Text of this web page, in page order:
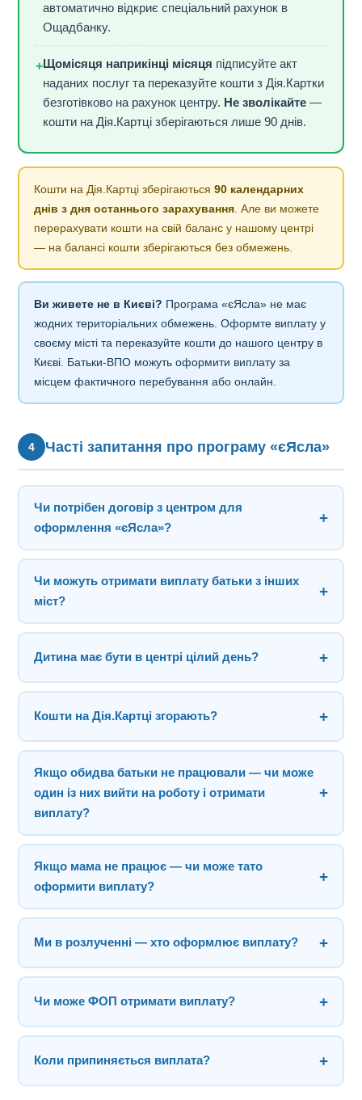
автоматично відкриє спеціальний рахунок в
Ощадбанку.
+Щомісяця наприкінці місяця підписуйте акт
наданих послуг та переказуйте кошти з Дія.Картки
безготівково на рахунок центру. Не зволікайте—
кошти на Дія.Картці зберігаються лише 90 днів.
Кошти на Дія.Картці зберігаються90 календарних
днів з дня останнього зарахування. Але ви можете
перерахувати кошти на свій баланс у нашому центрі
— на балансі кошти зберігаються без обмежень.
Ви живете не в Києві? Програма «єЯсла» не має
жодних територіальних обмежень. Оформте виплату у
своєму місті та переказуйте кошти до нашого центру в
Києві. Батьки-ВПО можуть оформити виплату за
місцем фактичного перебування або онлайн.
4 Часті запитання про програму «єЯсла»
Чи потрібен договір з центром для
оформлення «єЯсла»?
+
документ при подачі заяви до ПФУ. Ми підписуємо
договір з батьками безкоштовно при першому
зверненні.
Чи можуть отримати виплату батьки з інших
міст?
+
обмежень. Після оформлення переказуйте кошти до
нашого центру в Києві.
Дитина має бути в центрі цілий день? +
реабілітаційні заняття, а не цілоденне перебування.
Достатньо 1–2 годин занять.
Кошти на Дія.Картці згорають? +
можете перерахувати кошти на свій баланс у нашому
центрі — там вони зберігаються без обмежень.
Якщо обидва батьки не працювали — чи може
один із них вийти на роботу і отримати
виплату?
+
доглядав за дитиною і тепер виходить на роботу в
режимі повного робочого часу.
Якщо мама не працює — чи може тато
оформити виплату?
+
доглядав за дитиною і вийшов на роботу на повний
день.
Ми в розлученні — хто оформлює виплату? +
вийшов на роботу. Сімейний статус не має значення.
Чи може ФОП отримати виплату? +
допомогу «єЯсла».
Коли припиняється виплата? +